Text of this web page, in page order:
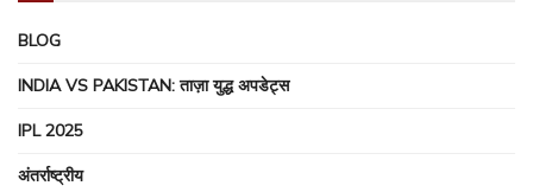
BLOG
INDIA VS PAKISTAN: ताज़ा युद्ध अपडेट्स
IPL 2025
अंतर्राष्ट्रीय